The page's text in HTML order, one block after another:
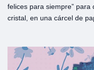
felices para siempre”
cristal, en una cárcel de